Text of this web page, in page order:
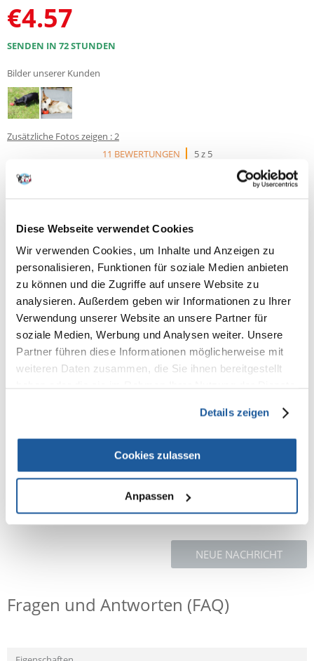
Diese Webseite verwendet Cookies
Wir verwenden Cookies, um Inhalte und Anzeigen zu
personalisieren, Funktionen für soziale Medien anbieten
zu können und die Zugriffe auf unsere Website zu
analysieren. Außerdem geben wir Informationen zu Ihrer
Verwendung unserer Website an unsere Partner für
soziale Medien, Werbung und Analysen weiter. Unsere
Partner führen diese Informationen möglicherweise mit
weiteren Daten zusammen, die Sie ihnen bereitgestellt
Details zeigen
Cookies zulassen
Anpassen
€4.57
SENDEN IN 72 STUNDEN
Bilder unserer Kunden
Zusätzliche Fotos zeigen : 2
11 BEWERTUNGEN
5 z 5
100%
Recommend
100% KUNDEN EMPFEHLEN DIESES PRODUKT
REZENSION VERFASSEN
Produktbeschreibung
Spielzeug sinkt nicht, es schwimmt auf dem Wasser. Sie können
Leckereien in das Spielzeug legen. Spielzeug mit dem Duft von Minze.
Abmessungen: 7,5 X 6,5 cm
NEUE NACHRICHT
Fragen und Antworten (FAQ)